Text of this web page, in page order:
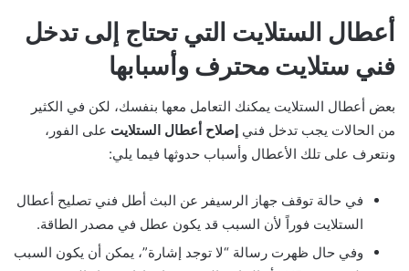
أعطال الستلايت التي تحتاج إلى تدخل
فني ستلايت محترف وأسبابها
بعض أعطال الستلايت يمكنك التعامل معها بنفسك، لكن في الكثير
من الحالات يجب تدخل فني ​إصلاح أعطال الستلايت​ على الفور،
ونتعرف على تلك الأعطال وأسباب حدوثها فيما يلي:
في حالة توقف جهاز الرسيفر عن البث أطل فني تصليح أعطال
الستلايت فوراً لأن السبب قد يكون عطل في مصدر الطاقة.
وفي حال ظهرت رسالة “لا توجد إشارة”، يمكن أن يكون السبب